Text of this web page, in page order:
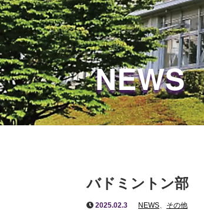
NEWS
バドミントン部
2025.02.3 NEWS、 その他